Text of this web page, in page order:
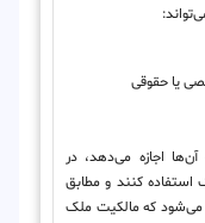
یا حقوقی
اجازه می‌دهد، در
استفاده کنند و مطابق
می‌شود که مالکیت ملک